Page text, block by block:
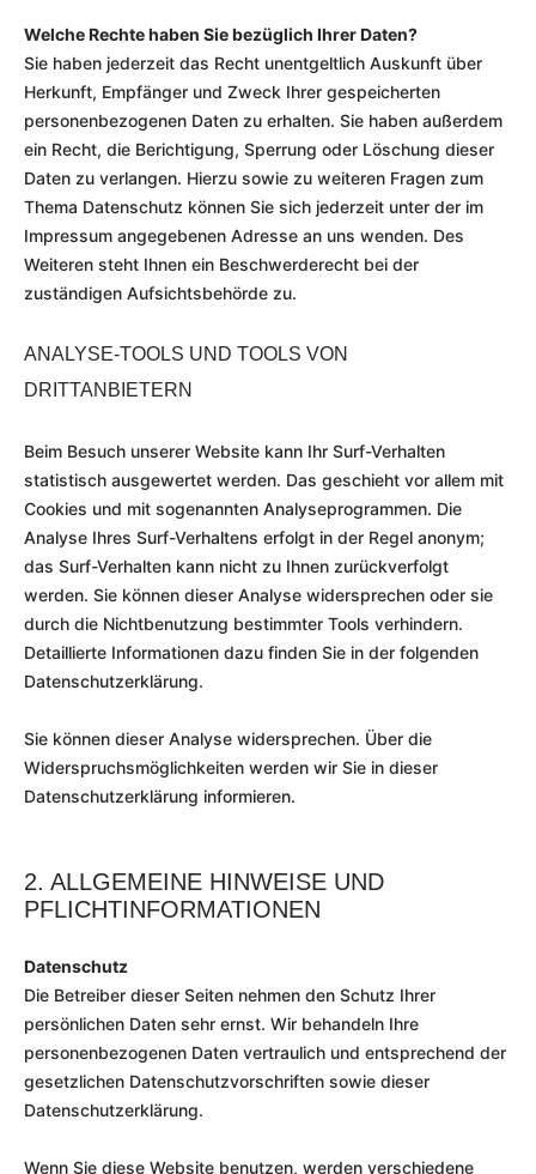
Welche Rechte haben Sie bezüglich Ihrer Daten?
Sie haben jederzeit das Recht unentgeltlich Auskunft über
Herkunft, Empfänger und Zweck Ihrer gespeicherten
personenbezogenen Daten zu erhalten. Sie haben außerdem
ein Recht, die Berichtigung, Sperrung oder Löschung dieser
Daten zu verlangen. Hierzu sowie zu weiteren Fragen zum
Thema Datenschutz können Sie sich jederzeit unter der im
Impressum angegebenen Adresse an uns wenden. Des
Weiteren steht Ihnen ein Beschwerderecht bei der
zuständigen Aufsichtsbehörde zu.
ANALYSE-TOOLS UND TOOLS VON
DRITTANBIETERN
Beim Besuch unserer Website kann Ihr Surf-Verhalten
statistisch ausgewertet werden. Das geschieht vor allem mit
Cookies und mit sogenannten Analyseprogrammen. Die
Analyse Ihres Surf-Verhaltens erfolgt in der Regel anonym;
das Surf-Verhalten kann nicht zu Ihnen zurückverfolgt
werden. Sie können dieser Analyse widersprechen oder sie
durch die Nichtbenutzung bestimmter Tools verhindern.
Detaillierte Informationen dazu finden Sie in der folgenden
Datenschutzerklärung.
Sie können dieser Analyse widersprechen. Über die
Widerspruchsmöglichkeiten werden wir Sie in dieser
Datenschutzerklärung informieren.
2. ALLGEMEINE HINWEISE UND
PFLICHTINFORMATIONEN
Datenschutz
Die Betreiber dieser Seiten nehmen den Schutz Ihrer
persönlichen Daten sehr ernst. Wir behandeln Ihre
personenbezogenen Daten vertraulich und entsprechend der
gesetzlichen Datenschutzvorschriften sowie dieser
Datenschutzerklärung.
Wenn Sie diese Website benutzen, werden verschiedene